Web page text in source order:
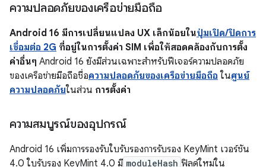
ความปลอดภัยของเครือข่ายมือถือ
Android 16 มีการเปลี่ยนแปลง UX เล็กน้อยในปุ่มเปิด/ปิดการ
เชื่อมต่อ 2G ที่อยู่ในการตั้งค่า SIM เพื่อให้สอดคล้องกับการตั้ง
ค่าอื่นๆ Android 16 ยังมีส่วนเฉพาะสำหรับฟีเจอร์ความปลอดภัย
ของเครือข่ายมือถือชื่อความปลอดภัยของเครือข่ายมือถือ ในศูนย์
ความปลอดภัยในส่วน การตั้งค่า
ความสมบูรณ์ของอุปกรณ์
Android 16 เพิ่มการรองรับใบรับรองการรับรอง KeyMint เวอร์ชัน
4.0 ใบรับรอง KeyMint 4.0 มี moduleHash ฟิลด์ใหม่ใน